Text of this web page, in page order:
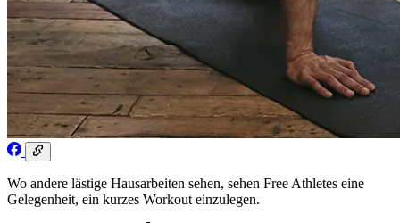
Wo andere lästige Hausarbeiten sehen, sehen Free Athletes eine
Gelegenheit, ein kurzes Workout einzulegen.